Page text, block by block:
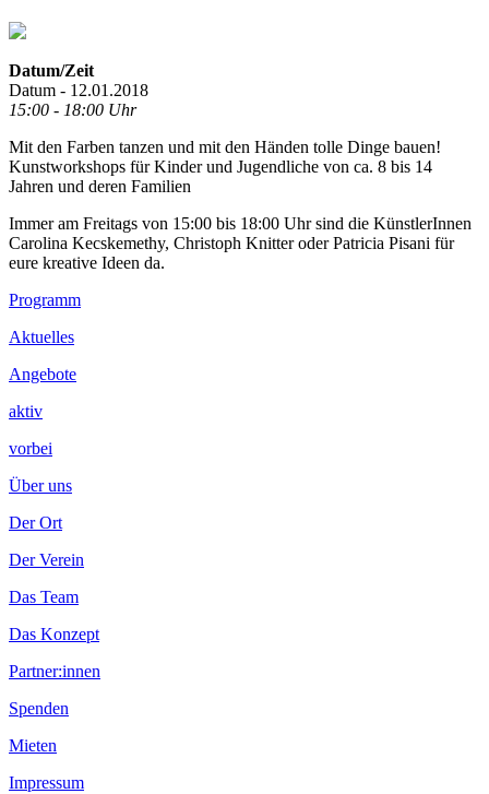
Datum/Zeit
Datum - 12.01.2018
15:00 - 18:00 Uhr
Mit den Farben tanzen und mit den Händen tolle Dinge bauen!
Kunstworkshops für Kinder und Jugendliche von ca. 8 bis 14
Jahren und deren Familien
Immer am Freitags von 15:00 bis 18:00 Uhr sind die KünstlerInnen
Carolina Kecskemethy, Christoph Knitter oder Patricia Pisani für
eure kreative Ideen da.
Footer
Inhalt
Programm
Aktuelles
Angebote
aktiv
vorbei
Über uns
Der Ort
Der Verein
Das Team
Das Konzept
Partner:innen
Spenden
Mieten
Impressum